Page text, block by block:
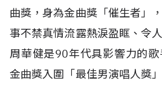
曲獎，身為金曲獎「催生者」
事不禁真情流露熱淚盈眶、令
周華健是90年代具影響力的
金曲獎入圍「最佳男演唱人獎